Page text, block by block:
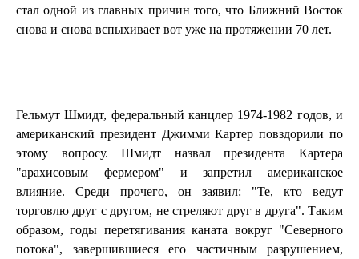
стал одной из главных причин того, что Ближний Восток
снова и снова вспыхивает вот уже на протяжении 70 лет.
Гельмут Шмидт, федеральный канцлер 1974-1982 годов, и
американский президент Джимми Картер повздорили по
этому вопросу. Шмидт назвал президента Картера
"арахисовым фермером" и запретил американское
влияние. Среди прочего, он заявил: "Те, кто ведут
торговлю друг с другом, не стреляют друг в друга". Таким
образом, годы перетягивания каната вокруг "Северного
потока", завершившиеся его частичным разрушением,